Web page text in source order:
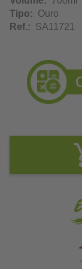
Tipo: Ouro
Ref.: SA11721